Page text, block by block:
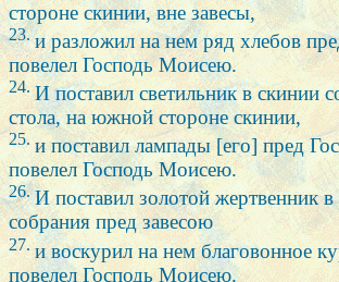
стороне скинии, вне завесы,
23.и разложил на нем ряд хлебов
повелел Господь Моисею.
24. И поставил светильник в скинии
стола, на южной стороне скинии,
25. и поставил лампады [его] пред
повелел Господь Моисею.
26.И поставил золотой жертвенник
собрания пред завесою
27.и воскурил на нем благовонное
повелел Господь Моисею.